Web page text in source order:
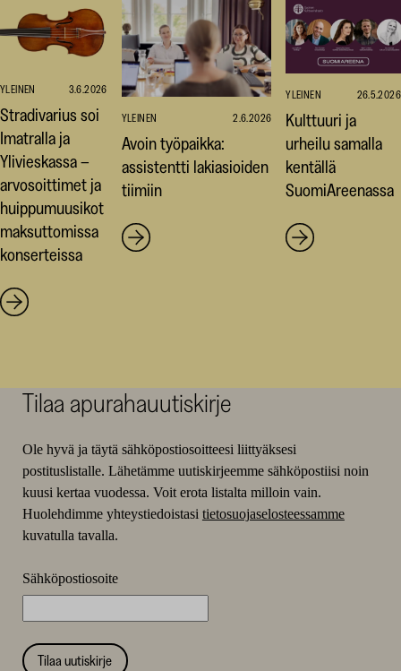
YLEINEN 3.6.2026
Stradivarius soi
Imatralla ja
Ylivieskassa –
arvosoittimet ja
huippumuusikot
maksuttomissa
konserteissa
YLEINEN 2.6.2026
Avoin työpaikka:
assistentti lakiasioiden
tiimiin
YLEINEN 26.5.2026
Kulttuuri ja
urheilu samalla
kentällä
SuomiAreenassa
Tilaa apurahauutiskirje
Ole hyvä ja täytä sähköpostiosoitteesi liittyäksesi
postituslistalle. Lähetämme uutiskirjeemme sähköpostiisi noin
kuusi kertaa vuodessa. Voit erota listalta milloin vain.
Huolehdimme yhteystiedoistasi tietosuojaselosteessamme
kuvatulla tavalla.
Sähköpostiosoite
Tilaa uutiskirje